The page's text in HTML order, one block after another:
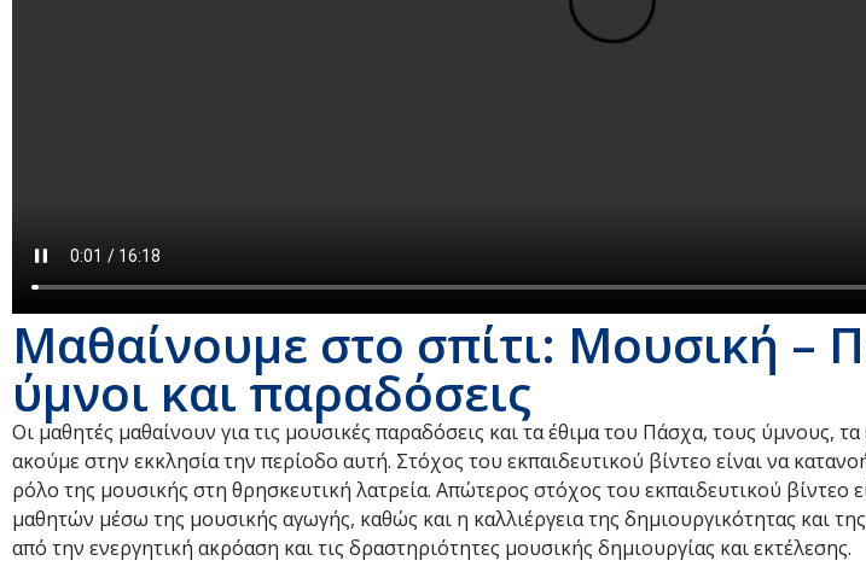
Μαθαίνουμε στο σπίτι: Μουσική –
ύμνοι και παραδόσεις
Οι μαθητές μαθαίνουν για τις μουσικές παραδόσεις και τα έθιμα του Πάσχα, τους ύμνους,
ακούμε στην εκκλησία την περίοδο αυτή. Στόχος του εκπαιδευτικού βίντεο είναι να
ρόλο της μουσικής στη θρησκευτική λατρεία. Απώτερος στόχος του εκπαιδευτικού βίντεο
μαθητών μέσω της μουσικής αγωγής, καθώς και η καλλιέργεια της δημιουργικότητας και
από την ενεργητική ακρόαση και τις δραστηριότητες μουσικής δημιουργίας και εκτέλεσης.